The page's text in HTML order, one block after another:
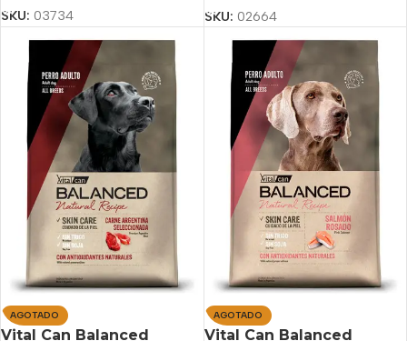
SKU: 03734 SKU: 02664
AGOTADO
Vital Can Balanced
AGOTADO
Vital Can Balanced